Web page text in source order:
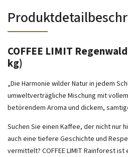
COFFEE LIMIT
kg)
„Die Harmonie wilder Natur in jedem
umweltverträgliche Mischung mit
betörendem Aroma und dickem,
Suchen Sie einen Kaffee, der nicht nur
auch eine tiefere Geschichte und
vermittelt? COFFEE LIMIT Rainforest